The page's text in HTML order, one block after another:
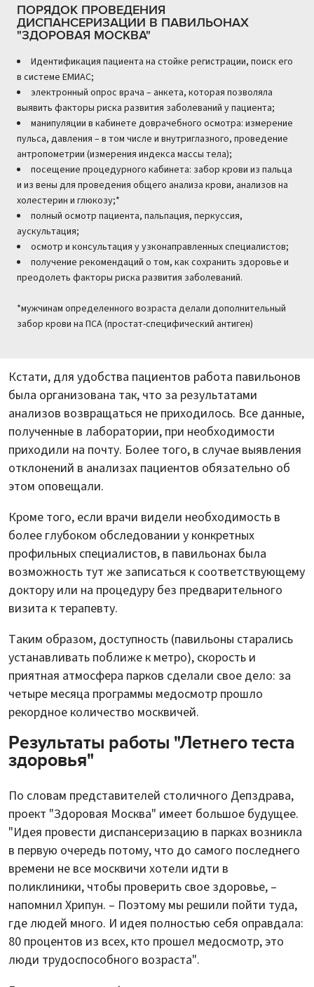
ПОРЯДОК ПРОВЕДЕНИЯ
ДИСПАНСЕРИЗАЦИИ В ПАВИЛЬОНАХ
"ЗДОРОВАЯ МОСКВА"
Идентификация пациента на стойке регистрации, поиск его
в системе ЕМИАС;
электронный опрос врача – анкета, которая позволяла
выявить факторы риска развития заболеваний у пациента;
манипуляции в кабинете доврачебного осмотра: измерение
пульса, давления – в том числе и внутриглазного, проведение
антропометрии (измерения индекса массы тела);
посещение процедурного кабинета: забор крови из пальца
и из вены для проведения общего анализа крови, анализов на
холестерин и глюкозу;*
полный осмотр пациента, пальпация, перкуссия,
аускультация;
осмотр и консультация у узконаправленных специалистов;
получение рекомендаций о том, как сохранить здоровье и
преодолеть факторы риска развития заболеваний.
*мужчинам определенного возраста делали дополнительный
забор крови на ПСА (простат-специфический антиген)
Кстати, для удобства пациентов работа павильонов
была организована так, что за результатами
анализов возвращаться не приходилось. Все данные,
полученные в лаборатории, при необходимости
приходили на почту. Более того, в случае выявления
отклонений в анализах пациентов обязательно об
этом оповещали.
Кроме того, если врачи видели необходимость в
более глубоком обследовании у конкретных
профильных специалистов, в павильонах была
возможность тут же записаться к соответствующему
доктору или на процедуру без предварительного
визита к терапевту.
Таким образом, доступность (павильоны старались
устанавливать поближе к метро), скорость и
приятная атмосфера парков сделали свое дело: за
четыре месяца программы медосмотр прошло
рекордное количество москвичей.
Результаты работы "Летнего теста
здоровья"
По словам представителей столичного Депздрава,
проект "Здоровая Москва" имеет большое будущее.
"Идея провести диспансеризацию в парках возникла
в первую очередь потому, что до самого последнего
времени не все москвичи хотели идти в
поликлиники, чтобы проверить свое здоровье, –
напомнил Хрипун. – Поэтому мы решили пойти туда,
где людей много. И идея полностью себя оправдала:
80 процентов из всех, кто прошел медосмотр, это
люди трудоспособного возраста".